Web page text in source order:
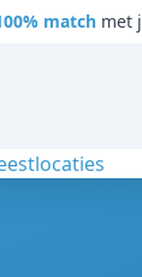
matchmet